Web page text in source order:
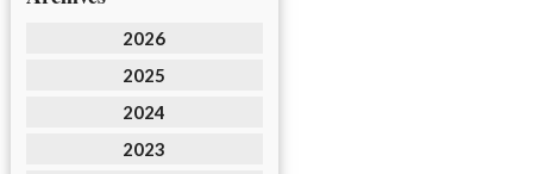
2026
2025
2024
2023